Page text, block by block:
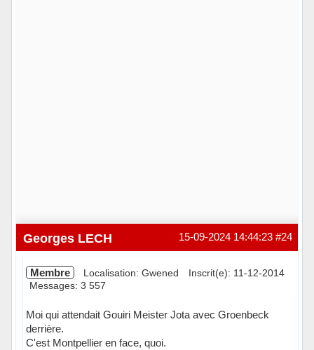
#24
15-09-2024 14:44:23
Georges LECH
Membre Localisation: Gwened
Inscrit(e): 11-12-2014
Messages: 3 557
Moi qui attendait Gouiri Meister Jota avec Groenbeck
derrière.
C'est Montpellier en face, quoi.